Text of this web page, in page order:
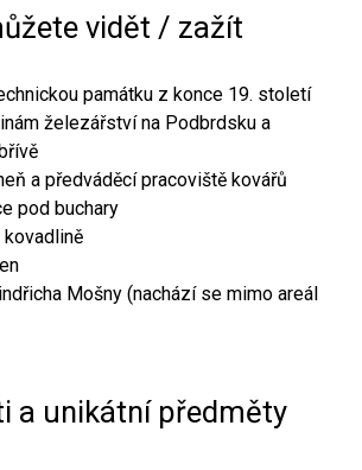
vidět / zažít
památku z konce 19. století
železářství na Podbrdsku a
a předváděcí pracoviště kovářů
pod buchary
kovadlině
Mošny (nachází se mimo areál
a unikátní předměty